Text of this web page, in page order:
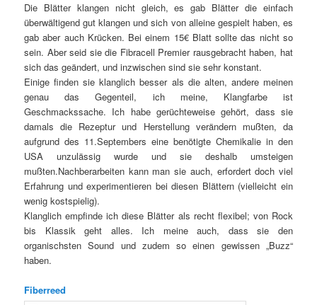
Die Blätter klangen nicht gleich, es gab Blätter die einfach
überwältigend gut klangen und sich von alleine gespielt haben, es
gab aber auch Krücken. Bei einem 15€ Blatt sollte das nicht so
sein. Aber seid sie die Fibracell Premier rausgebracht haben, hat
sich das geändert, und inzwischen sind sie sehr konstant.
Einige finden sie klanglich besser als die alten, andere meinen
genau das Gegenteil, ich meine, Klangfarbe ist
Geschmackssache. Ich habe gerüchteweise gehört, dass sie
damals die Rezeptur und Herstellung verändern mußten, da
aufgrund des 11.Septembers eine benötigte Chemikalie in den
USA unzulässig wurde und sie deshalb umsteigen
mußten.Nachberarbeiten kann man sie auch, erfordert doch viel
Erfahrung und experimentieren bei diesen Blättern (vielleicht ein
wenig kostspielig).
Klanglich empfinde ich diese Blätter als recht flexibel; von Rock
bis Klassik geht alles. Ich meine auch, dass sie den
organischsten Sound und zudem so einen gewissen „Buzz“
haben.
Fiberreed